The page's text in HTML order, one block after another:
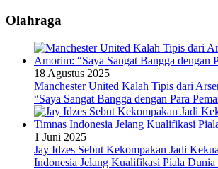
Olahraga
18 Agustus 2025
Manchester United Kalah Tipis dari
“Saya Sangat Bangga dengan Para
1 Juni 2025
Jay Idzes Sebut Kekompakan Jadi
Indonesia Jelang Kualifikasi Piala Dunia